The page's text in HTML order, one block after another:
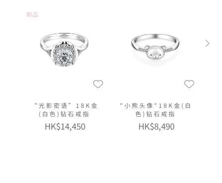
新品
“光影密语”18K金
(白色)钻石戒指
HK$14,450
"小熊头像"18K金(白
色)钻石戒指
HK$8,490